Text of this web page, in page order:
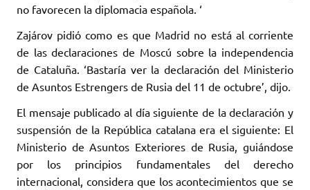
no favorecen la diplomacia española. ‘
Zajárov pidió como es que Madrid no está al corriente
de las declaraciones de Moscú sobre la independencia
de Cataluña. ‘Bastaría ver la declaración del Ministerio
de Asuntos Estrengers de Rusia del 11 de octubre’, dijo.
El mensaje publicado al día siguiente de la declaración y
suspensión de la República catalana era el siguiente: El
Ministerio de Asuntos Exteriores de Rusia, guiándose
por los principios fundamentales del derecho
internacional, considera que los acontecimientos que se